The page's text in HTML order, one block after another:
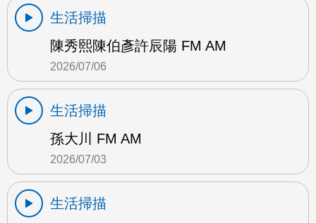
生活掃描
陳秀熙陳伯彥許辰陽 FM AM
2026/07/06
生活掃描
孫大川 FM AM
2026/07/03
生活掃描